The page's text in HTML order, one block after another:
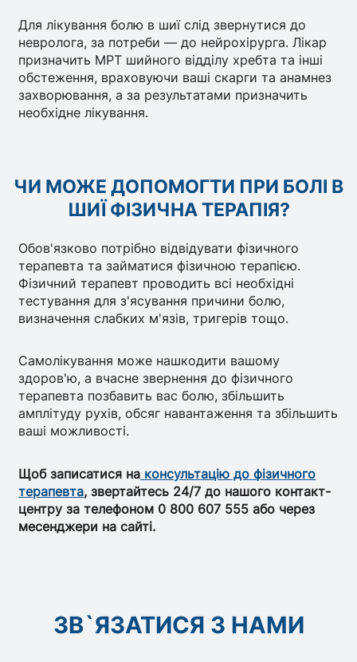
Для лікування болю в шиї слід звернутися до
невролога, за потреби — до нейрохірурга. Лікар
призначить МРТ шийного відділу хребта та інші
обстеження, враховуючи ваші скарги та анамнез
захворювання, а за результатами призначить
необхідне лікування.
ЧИ МОЖЕ ДОПОМОГТИ ПРИ БОЛІ В
ШИЇ ФІЗИЧНА ТЕРАПІЯ?
Обов'язково потрібно відвідувати фізичного
терапевта та займатися фізичною терапією.
Фізичний терапевт проводить всі необхідні
тестування для з'ясування причини болю,
визначення слабких м'язів, тригерів тощо.
Самолікування може нашкодити вашому
здоров'ю, а вчасне звернення до фізичного
терапевта позбавить вас болю, збільшить
амплітуду рухів, обсяг навантаження та збільшить
ваші можливості.
Щоб записатися на консультацію до фізичного
терапевта, звертайтесь 24/7 до нашого контакт-
центру за телефоном 0 800 607 555 або через
месенджери на сайті.
ЗВ`ЯЗАТИСЯ З НАМИ